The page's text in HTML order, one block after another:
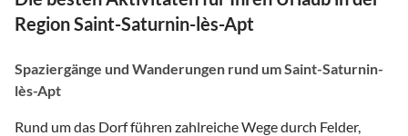
Region Saint-Saturnin-lès-Apt
Spaziergänge und Wanderungen rund um Saint-Saturnin-
lès-Apt
Rund um das Dorf führen zahlreiche Wege durch Felder,